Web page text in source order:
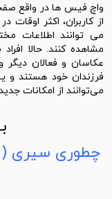
واچ فیس‌ ها در واقع
از کاربران، اکثر اوقات
می ‌توانند اطلاعات
مشاهده کنند. حالا
عکاسان و فعالان دیگر
فرزندان خود هستند و
می‌توانند از امکانات